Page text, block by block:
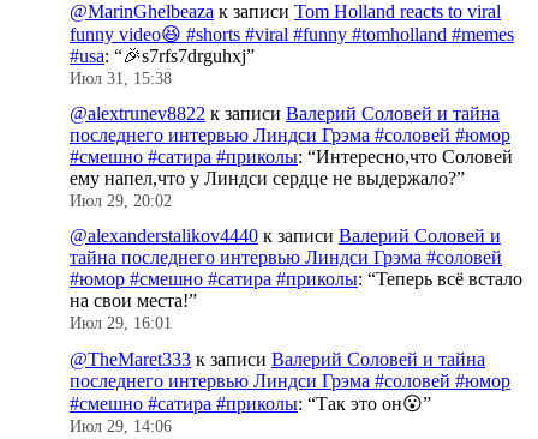
@MarinGhelbeaza к записи Tom Holland reacts to viral
funny video😆 #shorts #viral #funny #tomholland #memes
#usa: “🎉s7rfs7drguhxj”
Июл 31, 15:38
@alextrunev8822 к записи Валерий Соловей и тайна
последнего интервью Линдси Грэма #соловей #юмор
#смешно #сатира #приколы: “Интересно,что Соловей
ему напел,что у Линдси сердце не выдержало?”
Июл 29, 20:02
@alexanderstalikov4440 к записи Валерий Соловей и
тайна последнего интервью Линдси Грэма #соловей
#юмор #смешно #сатира #приколы: “Теперь всё встало
на свои места!”
Июл 29, 16:01
@TheMaret333 к записи Валерий Соловей и тайна
последнего интервью Линдси Грэма #соловей #юмор
#смешно #сатира #приколы: “Так это он😮”
Июл 29, 14:06